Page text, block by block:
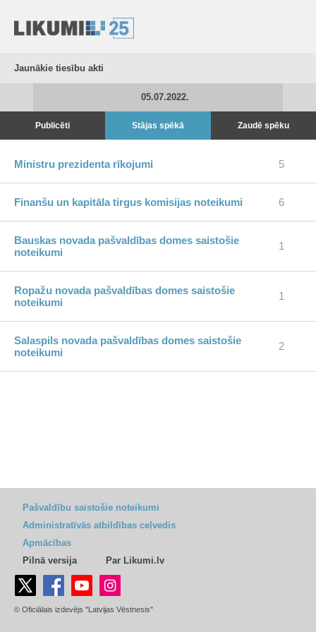
Jaunākie tiesību akti
05.07.2022.
Publicēti Stājas spēkā Zaudē spēku
Ministru prezidenta rīkojumi 5
Finanšu un kapitāla tirgus komisijas noteikumi 6
Bauskas novada pašvaldības domes saistošie
noteikumi
1
Ropažu novada pašvaldības domes saistošie
noteikumi
1
Salaspils novada pašvaldības domes saistošie
noteikumi
2
Pašvaldību saistošie noteikumi
Administratīvās atbildības ceļvedis
Apmācības
Pilnā versija
Par Likumi.lv
© Oficiālais izdevējs "Latvijas Vēstnesis"